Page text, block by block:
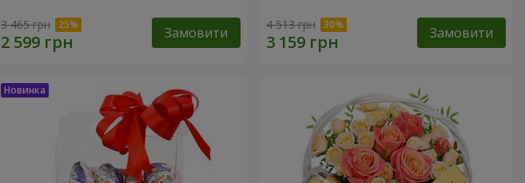
3 465 грн Замовити 4 513 грн Замовити